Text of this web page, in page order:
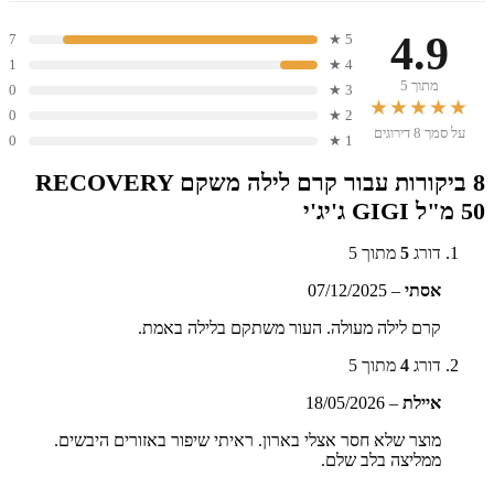
4.9
מתוך 5
★★★★★
על סמך 8 דירוגים
5 ★
7
4 ★
1
3 ★
0
2 ★
0
1 ★
0
8 ביקורות עבור
קרם לילה משקם RECOVERY
50 מ"ל GIGI ג'יג'י
דורג 5 מתוך 5
אסתי –
07/12/2025
קרם לילה מעולה. העור משתקם בלילה באמת.
דורג 4 מתוך 5
איילת –
18/05/2026
מוצר שלא חסר אצלי בארון. ראיתי שיפור באזורים היבשים.
ממליצה בלב שלם.